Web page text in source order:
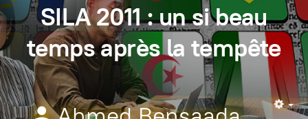
SILA 2011 : un si beau
temps après la tempête